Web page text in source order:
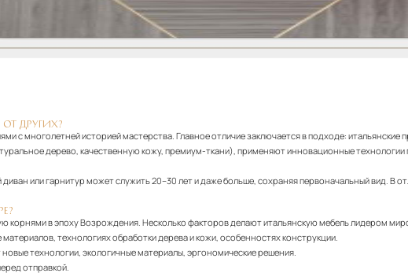
ОТ ДРУГИХ?
с многолетней историей мастерства. Главное отличие заключается в подходе: итальянские
дерево, качественную кожу, премиум-ткани), применяют инновационные
или гарнитур может служить 20–30 лет и даже больше, сохраняя первоначальный вид. В
корнями в эпоху Возрождения. Несколько факторов делают итальянскую мебель лидером
технологиях обработки дерева и кожи, особенностях конструкции.
технологии, экологичные материалы, эргономические решения.
отправкой.